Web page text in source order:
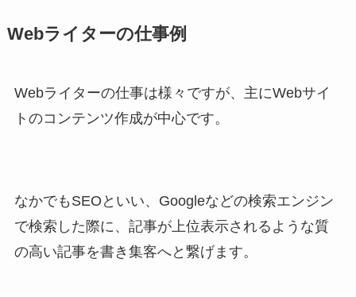
Webライターの仕事例
Webライターの仕事は様々ですが、主にWebサイ
トのコンテンツ作成が中心です。
なかでもSEOといい、Googleなどの検索エンジン
で検索した際に、記事が上位表示されるような質
の高い記事を書き集客へと繋げます。